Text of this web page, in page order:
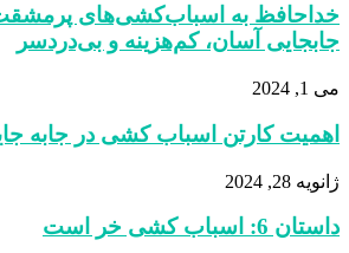
خداحافظ به اسباب‌کشی‌های
جابجایی آسان، کم‌هزینه و بی‌دردسر
می 1, 2024
اهمیت کارتن‌ اسباب‌ کشی در جابه‌
ژانویه 28, 2024
داستان 6: اسباب کشی خر است